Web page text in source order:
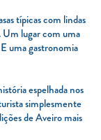
típicas com lindas
Um lugar com uma
uma gastronomia
espelhada nos
simplesmente
de Aveiro mais